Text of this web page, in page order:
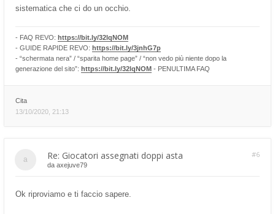
sistematica che ci do un occhio.
- FAQ REVO: https://bit.ly/32lqNOM
- GUIDE RAPIDE REVO: https://bit.ly/3jnhG7p
- “schermata nera” / “sparita home page” / “non vedo più niente dopo la
generazione del sito”: https://bit.ly/32lqNOM - PENULTIMA FAQ
Cita
13/10/2020, 21:13
Re: Giocatori assegnati doppi asta #6
da axejuve79
Ok riproviamo e ti faccio sapere.